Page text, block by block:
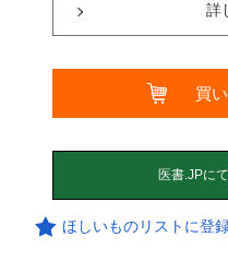
詳
買
ほしいものリストに登